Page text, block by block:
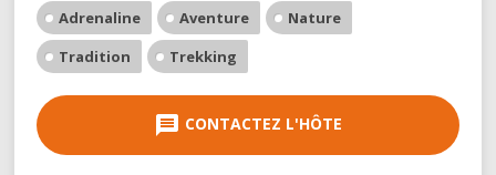
Adrenaline Aventure
Nature
Tradition
Trekking
message CONTACTEZ L'HÔTE